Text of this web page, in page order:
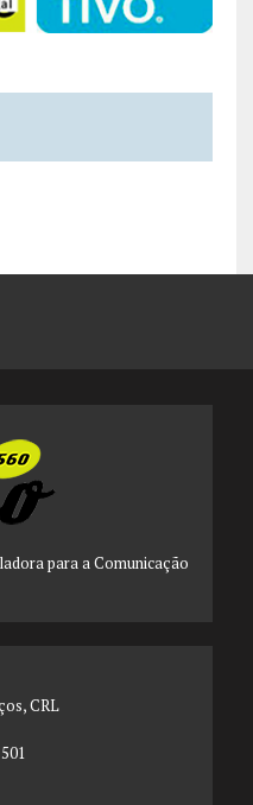
para a Comunicação
CRL